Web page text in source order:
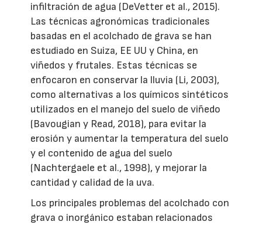
infiltración de agua (DeVetter et al., 2015).
Las técnicas agronómicas tradicionales
basadas en el acolchado de grava se han
estudiado en Suiza, EE UU y China, en
viñedos y frutales. Estas técnicas se
enfocaron en conservar la lluvia (Li, 2003),
como alternativas a los químicos sintéticos
utilizados en el manejo del suelo de viñedo
(Bavougian y Read, 2018), para evitar la
erosión y aumentar la temperatura del suelo
y el contenido de agua del suelo
(Nachtergaele et al., 1998), y mejorar la
cantidad y calidad de la uva.
Los principales problemas del acolchado con
grava o inorgánico estaban relacionados